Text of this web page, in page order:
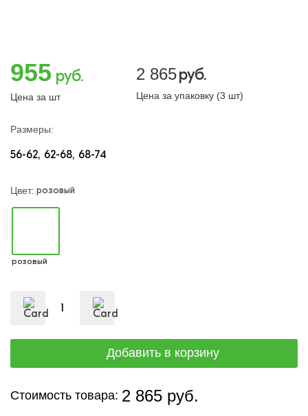
955 руб.
Цена за шт
2 865руб.
Цена за упаковку (3 шт)
Размеры:
56-62 62-68 68-74
Цвет: розовый
розовый
Стоимость товара: 2 865 руб.